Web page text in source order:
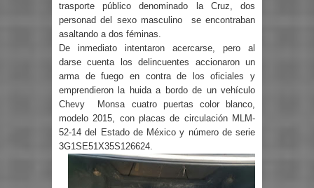
trasporte público denominado la Cruz, dos
personad del sexo masculino se encontraban
asaltando a dos féminas.
De inmediato intentaron acercarse, pero al
darse cuenta los delincuentes accionaron un
arma de fuego en contra de los oficiales y
emprendieron la huida a bordo de un vehículo
Chevy Monsa cuatro puertas color blanco,
modelo 2015, con placas de circulación MLM-
52-14 del Estado de México y número de serie
3G1SE51X35S126624.